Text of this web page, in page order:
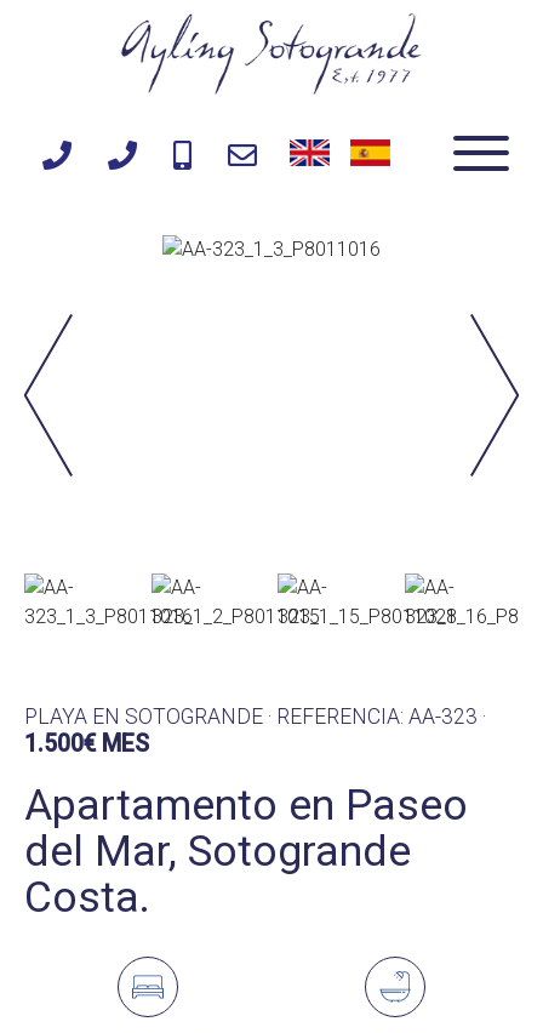
PLAYA EN SOTOGRANDE · REFERENCIA: AA-323 ·
1.500€ MES
Apartamento en Paseo
del Mar, Sotogrande
Costa.